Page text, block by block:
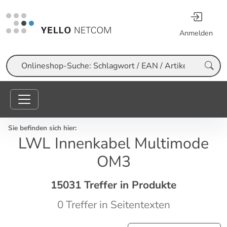
Anmelden
Suche
Sie befinden sich hier:
LWL Innenkabel Multimode
OM3
15031 Treffer in Produkte
0 Treffer in Seitentexten